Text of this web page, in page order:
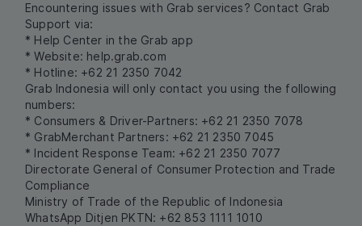
Encountering issues with Grab services? Contact Grab
Support via:
* Help Center in the Grab app
* Website: help.grab.com
* Hotline: +62 21 2350 7042
Grab Indonesia will only contact you using the following
numbers:
* Consumers & Driver-Partners: +62 21 2350 7078
* GrabMerchant Partners: +62 21 2350 7045
* Incident Response Team: +62 21 2350 7077
Directorate General of Consumer Protection and Trade
Compliance
Ministry of Trade of the Republic of Indonesia
WhatsApp Ditjen PKTN: +62 853 1111 1010